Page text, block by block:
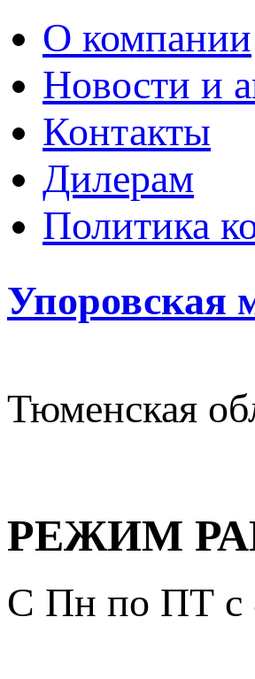
О компании
Новости и
Контакты
Дилерам
Политика
Упоровская
Тюменская
РЕЖИМ
С Пн по ПТ с